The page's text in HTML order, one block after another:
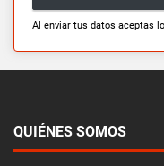
Al enviar tus datos aceptas
QUIÉNES SOMOS